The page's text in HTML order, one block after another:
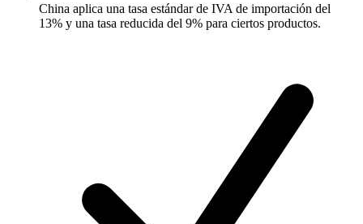
China aplica una tasa estándar de IVA de importación del
13% y una tasa reducida del 9% para ciertos productos.